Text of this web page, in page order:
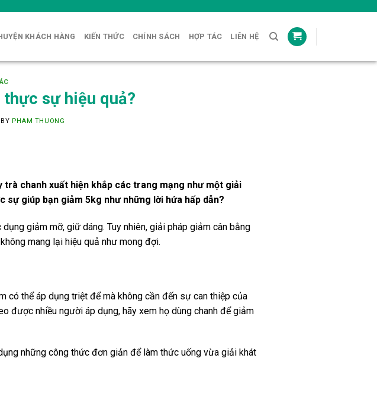
KHÁCH HÀNG KIẾN THỨC CHÍNH SÁCH HỢP TÁC LIÊN HỆ
thực sự hiệu quả?
BY PHAM THUONG
trà chanh xuất hiện khắp các trang mạng như một giải
sự giúp bạn giảm 5kg như những lời hứa hấp dẫn?
giảm mỡ, giữ dáng. Tuy nhiên, giải pháp giảm cân bằng
mang lại hiệu quả như mong đợi.
có thể áp dụng triệt để mà không cần đến sự can thiệp của
được nhiều người áp dụng, hãy xem họ dùng chanh để giảm
những công thức đơn giản để làm thức uống vừa giải khát